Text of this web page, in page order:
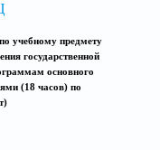
учебному предмету
государственной
основного
(18 часов) по